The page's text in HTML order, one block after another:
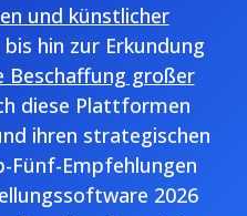
und künstlicher
hin zur Erkundung
Beschaffung großer
diese Plattformen
ihren strategischen
Fünf-Empfehlungen
2026